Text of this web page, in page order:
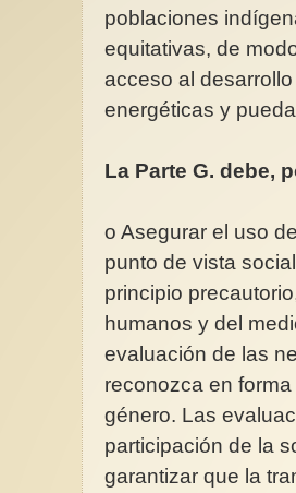
poblaciones
equitativas, de
acceso al
energéticas y
La Parte G. debe,
o Asegurar el uso
punto de vista
principio
humanos y del
evaluación de las
reconozca en
género. Las
participación de la
garantizar que la